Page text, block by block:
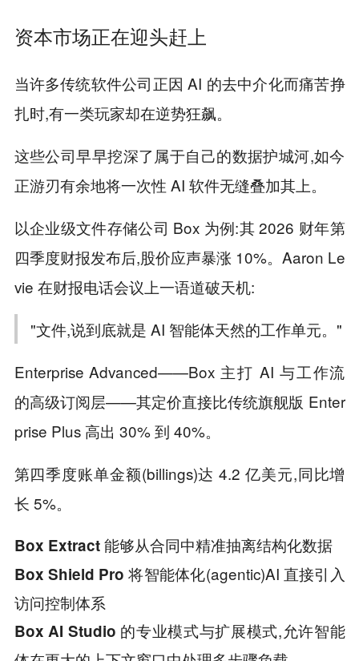
资本市场正在迎头赶上
当许多传统软件公司正因 AI 的去中介化而痛苦挣
扎时,有一类玩家却在逆势狂飙。
这些公司早早挖深了属于自己的数据护城河,如今
正游刃有余地将一次性 AI 软件无缝叠加其上。
以企业级文件存储公司 Box 为例:其 2026 财年第
四季度财报发布后,股价应声暴涨 10%。Aaron Le
vie 在财报电话会议上一语道破天机:
"文件,说到底就是 AI 智能体天然的工作单元。"
Enterprise Advanced——Box 主打 AI 与工作流
的高级订阅层——其定价直接比传统旗舰版 Enter
prise Plus 高出 30% 到 40%。
第四季度账单金额(billings)达 4.2 亿美元,同比增
长 5%。
Box Extract能够从合同中精准抽离结构化数据
Box Shield Pro 将智能体化(agentic)AI 直接引入
访问控制体系
Box AI Studio 的专业模式与扩展模式,允许智能